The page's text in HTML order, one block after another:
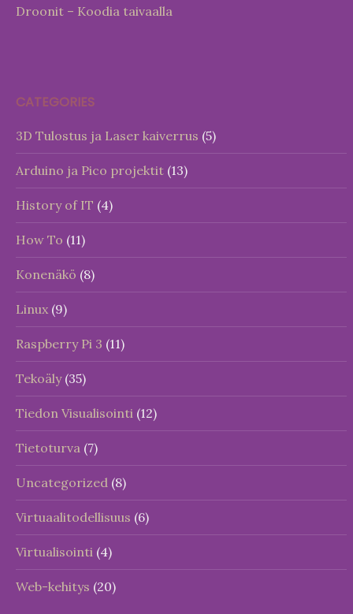
Droonit – Koodia taivaalla
CATEGORIES
3D Tulostus ja Laser kaiverrus (5)
Arduino ja Pico projektit (13)
History of IT (4)
How To (11)
Konenäkö (8)
Linux (9)
Raspberry Pi 3 (11)
Tekoäly(35)
Tiedon Visualisointi (12)
Tietoturva (7)
Uncategorized (8)
Virtuaalitodellisuus (6)
Virtualisointi (4)
Web-kehitys (20)